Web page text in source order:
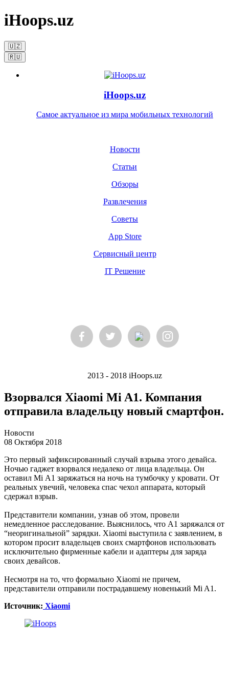
iHoops.uz
🇺🇿
🇷🇺
iHoops.uz
Самое актуальное из мира мобильных технологий
Новости
Статьи
Обзоры
Развлечения
Советы
App Store
Сервисный центр
IT Решение
2013 - 2018 iHoops.uz
Взорвался Xiaomi Mi A1. Компания
отправила владельцу новый смартфон.
Новости
08 Октября 2018
Это первый зафиксированный случай взрыва этого девайса.
Ночью гаджет взорвался недалеко от лица владельца. Он
оставил Mi A1 заряжаться на ночь на тумбочку у кровати. От
реальных увечий, человека спас чехол аппарата, который
сдержал взрыв.
Представители компании, узнав об этом, провели
немедленное расследование. Выяснилось, что A1 заряжался от
“неоригинальной” зарядки. Xiaomi выступила с заявлением, в
котором просит владельцев своих смартфонов использовать
исключительно фирменные кабели и адаптеры для заряда
своих девайсов.
Несмотря на то, что формально Xiaomi не причем,
представители отправили пострадавшему новенький Mi A1.
Источник: Xiaomi